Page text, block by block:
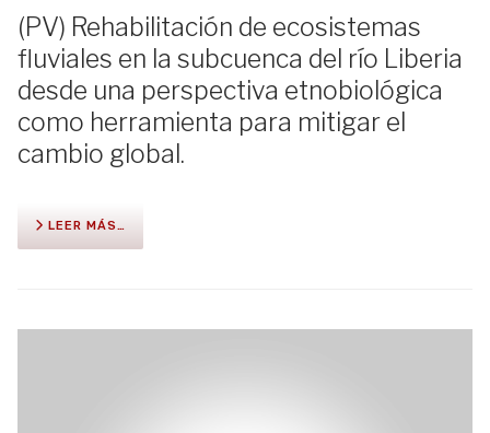
(PV) Rehabilitación de ecosistemas
fluviales en la subcuenca del río Liberia
desde una perspectiva etnobiológica
como herramienta para mitigar el
cambio global.
LEER MÁS…